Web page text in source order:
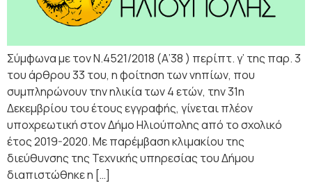
Σύμφωνα με τον Ν.4521/2018 (Α’38 ) περίπτ. γ’ της παρ. 3
του άρθρου 33 του, η φοίτηση των νηπίων, που
συμπληρώνουν την ηλικία των 4 ετών, την 31η
Δεκεμβρίου του έτους εγγραφής, γίνεται πλέον
υποχρεωτική στον Δήμο Ηλιούπολης από το σχολικό
έτος 2019-2020. Με παρέμβαση κλιμακίου της
διεύθυνσης της Τεχνικής υπηρεσίας του Δήμου
διαπιστώθηκε η […]